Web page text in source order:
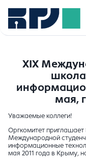
XIX
мая,
Уважаемые коллеги!
Оргкомитет приглашает
Международной
информационные
мая 2011 года в Крыму,